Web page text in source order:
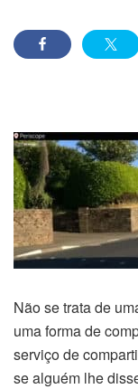
Não se trata de
uma forma de
serviço de
se alguém lhe